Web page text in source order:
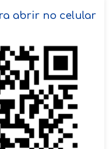
abrir no celular